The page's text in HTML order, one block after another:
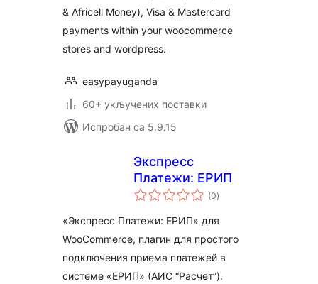
& Africell Money), Visa & Mastercard
payments within your woocommerce
stores and wordpress.
easypayuganda
60+ укључених поставки
Испробан са 5.9.15
Экспресс
Платежи: ЕРИП
(0укупних
оцена
)
«Экспресс Платежи: ЕРИП» для
WooCommerce, плагин для простого
подключения приема платежей в
системе «ЕРИП» (АИС “Расчет”).